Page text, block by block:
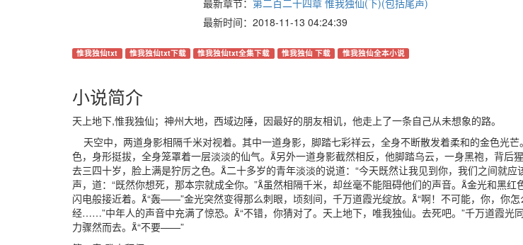
最新章节： 第二百二十四章 惟我独仙(下)(包括尾声)
最新时间：2018-11-13 04:24:39
惟我独仙txt 惟我独仙txt下载 惟我独仙txt全集下载 惟我独仙 下载 惟我独仙全本小说
小说简介
天上地下,惟我独仙；神州大地，西域边陲，因最好的朋友相讥，他走上了一条自己从未想象的路。
天空中，两道身影相隔千米对视着。其中一道身影，脚踏七彩祥云，全身不断散发着柔和的金色光
色，身形挺拔，全身笼罩着一层淡淡的仙气。另外一道身影截然相反，他脚踏乌云，一身黑袍，背后
去三四十岁，脸上满是狞厉之色。二十多岁的青年淡淡的说道：“今天既然让我见到你，我们之间就应
声，道：“既然你想死，那本宗就成全你。”虽然相隔千米，却丝毫不能阻碍他们的声音。金光和黑
闪电般接近着。“轰——”金光突然变得那么刺眼，顷刻间，千万道霞光绽放。“啊！不可能，你，你
经……”中年人的声音中充满了惊恐。“不错，你猜对了。天上地下，唯我独仙。去死吧。”千万道霞光
力骤然而去。“不要——”